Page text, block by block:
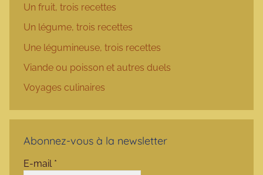
Un fruit, trois recettes
Un légume, trois recettes
Une légumineuse, trois recettes
Viande ou poisson et autres duels
Voyages culinaires
Abonnez-vous à la newsletter
E-mail *